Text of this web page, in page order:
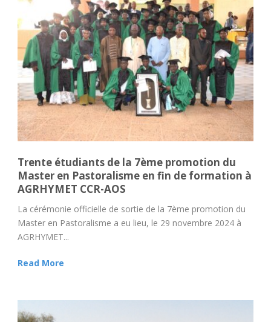
Trente étudiants de la 7ème promotion du
Master en Pastoralisme en fin de formation à
AGRHYMET CCR-AOS
La cérémonie officielle de sortie de la 7ème promotion du
Master en Pastoralisme a eu lieu, le 29 novembre 2024 à
AGRHYMET...
Read More